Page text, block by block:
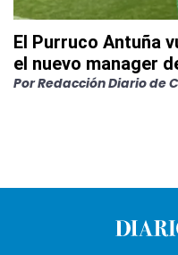
El Purruco Antuña
el nuevo manager
PorRedacción Diario de